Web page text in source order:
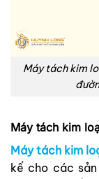
Máy tách kim
Máy tách kim
Máy tách kim
kế cho các